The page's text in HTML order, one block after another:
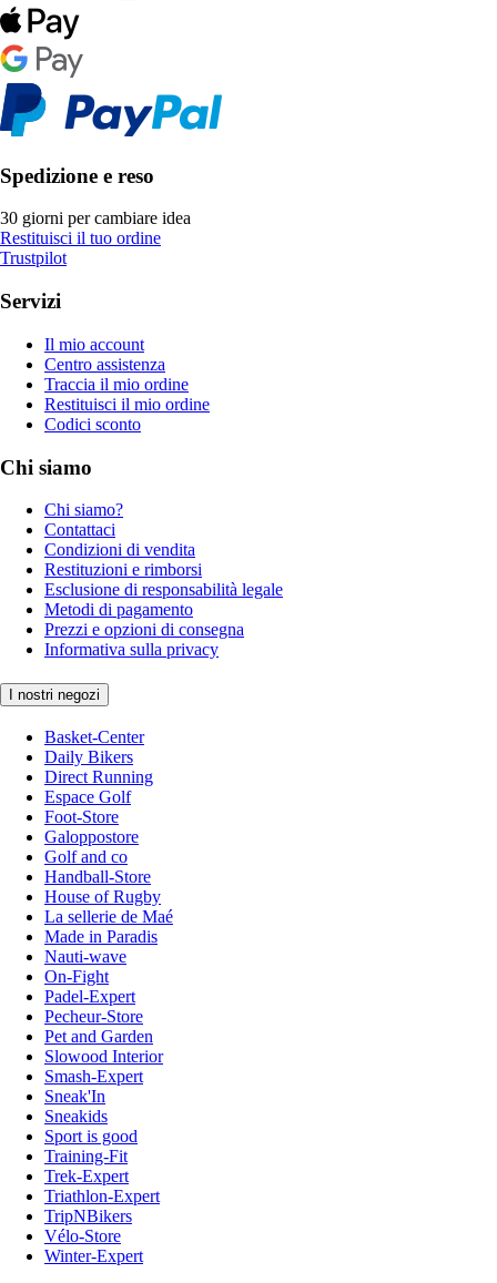
Spedizione e reso
30 giorni per cambiare idea
Restituisci il tuo ordine
Trustpilot
Servizi
Il mio account
Centro assistenza
Traccia il mio ordine
Restituisci il mio ordine
Codici sconto
Chi siamo
Chi siamo?
Contattaci
Condizioni di vendita
Restituzioni e rimborsi
Esclusione di responsabilità legale
Metodi di pagamento
Prezzi e opzioni di consegna
Informativa sulla privacy
I nostri negozi
Basket-Center
Daily Bikers
Direct Running
Espace Golf
Foot-Store
Galoppostore
Golf and co
Handball-Store
House of Rugby
La sellerie de Maé
Made in Paradis
Nauti-wave
On-Fight
Padel-Expert
Pecheur-Store
Pet and Garden
Slowood Interior
Smash-Expert
Sneak'In
Sneakids
Sport is good
Training-Fit
Trek-Expert
Triathlon-Expert
TripNBikers
Vélo-Store
Winter-Expert